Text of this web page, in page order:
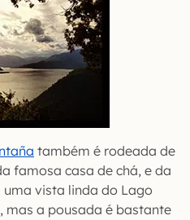
também é rodeada de
famosa casa de chá, e da
vista linda do Lago
mas a pousada é bastante